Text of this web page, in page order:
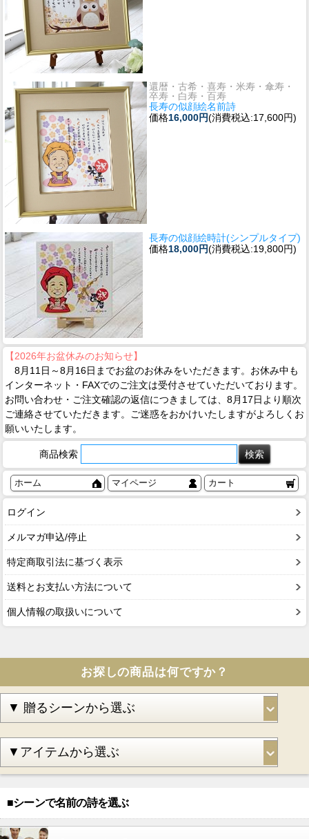
還暦・古希・喜寿・米寿・傘寿・
卒寿・白寿・百寿
長寿の似顔絵名前詩
価格16,000円(消費税込:17,600円)
長寿の似顔絵時計(シンプルタイプ)
価格18,000円(消費税込:19,800円)
【2026年お盆休みのお知らせ】
8月11日～8月16日までお盆のお休みをいただきます。お休み中も
インターネット・FAXでのご注文は受付させていただいております。
お問い合わせ・ご注文確認の返信につきましては、8月17日より順次
ご連絡させていただきます。ご迷惑をおかけいたしますがよろしくお
願いいたします。
商品検索
ホーム マイページ カート
ログイン
メルマガ申込/停止
特定商取引法に基づく表示
送料とお支払い方法について
個人情報の取扱いについて
お探しの商品は何ですか？
■シーンで名前の詩を選ぶ